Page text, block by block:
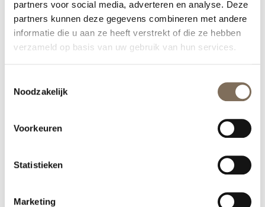
partners voor social media, adverteren en analyse. Deze
partners kunnen deze gegevens combineren met andere
informatie die u aan ze heeft verstrekt of die ze hebben
verzameld op basis van uw gebruik van hun services.
Noodzakelijk
Voorkeuren
Statistieken
Marketing
Glow peeling €130
SkinPen Microneedling
huidverjonging, littekens en een grove huidstructuur